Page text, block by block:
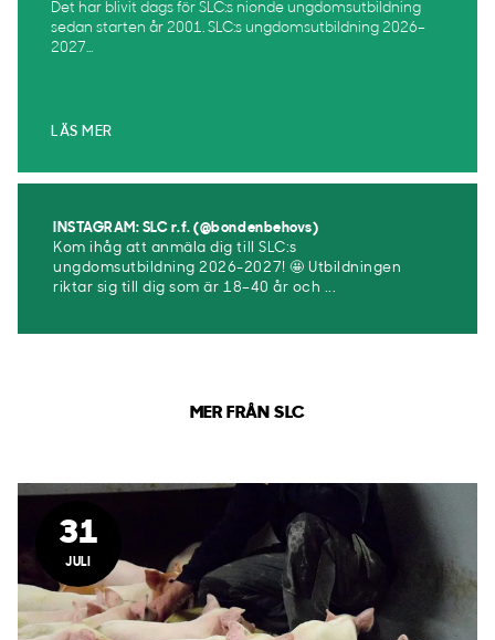
Det har blivit dags för SLC:s nionde ungdomsutbildning
sedan starten år 2001. SLC:s ungdomsutbildning 2026–
2027...
LÄS MER
INSTAGRAM: SLC r.f. (@bondenbehovs)
Kom ihåg att anmäla dig till SLC:s
ungdomsutbildning 2026-2027! 🤩 Utbildningen
riktar sig till dig som är 18–40 år och ...
MER FRÅN SLC
31
JULI